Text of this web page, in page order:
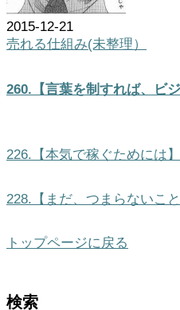
2015-12-21
売れる仕組み(未整理）
260.【言葉を制すれば、ビ
226.【本気で稼ぐためには】
228.【まだ、つまらないこ
トップページに戻る
検索